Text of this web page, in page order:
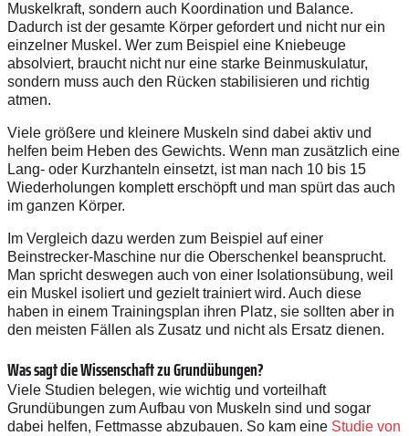
Muskelkraft, sondern auch Koordination und Balance.
Dadurch ist der gesamte Körper gefordert und nicht nur ein
einzelner Muskel. Wer zum Beispiel eine Kniebeuge
absolviert, braucht nicht nur eine starke Beinmuskulatur,
sondern muss auch den Rücken stabilisieren und richtig
atmen.
Viele größere und kleinere Muskeln sind dabei aktiv und
helfen beim Heben des Gewichts. Wenn man zusätzlich eine
Lang- oder Kurzhanteln einsetzt, ist man nach 10 bis 15
Wiederholungen komplett erschöpft und man spürt das auch
im ganzen Körper.
Im Vergleich dazu werden zum Beispiel auf einer
Beinstrecker-Maschine nur die Oberschenkel beansprucht.
Man spricht deswegen auch von einer Isolationsübung, weil
ein Muskel isoliert und gezielt trainiert wird. Auch diese
haben in einem Trainingsplan ihren Platz, sie sollten aber in
den meisten Fällen als Zusatz und nicht als Ersatz dienen.
Was sagt die Wissenschaft zu Grundübungen?
Viele Studien belegen, wie wichtig und vorteilhaft
Grundübungen zum Aufbau von Muskeln sind und sogar
dabei helfen, Fettmasse abzubauen. So kam eine Studie von